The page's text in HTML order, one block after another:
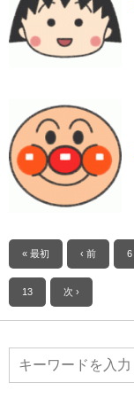
« 最初 ‹ 前 6
13 次 ›